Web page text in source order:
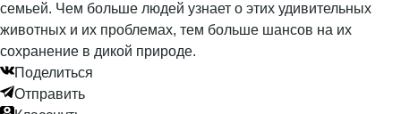
семьей. Чем больше людей узнает о этих удивительных
животных и их проблемах, тем больше шансов на их
сохранение в дикой природе.
Поделиться
Отправить